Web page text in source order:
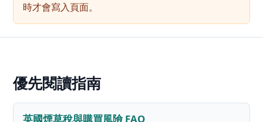
時才會寫入頁面。
優先閱讀指南
英國煙草稅與購買風險 FAQ